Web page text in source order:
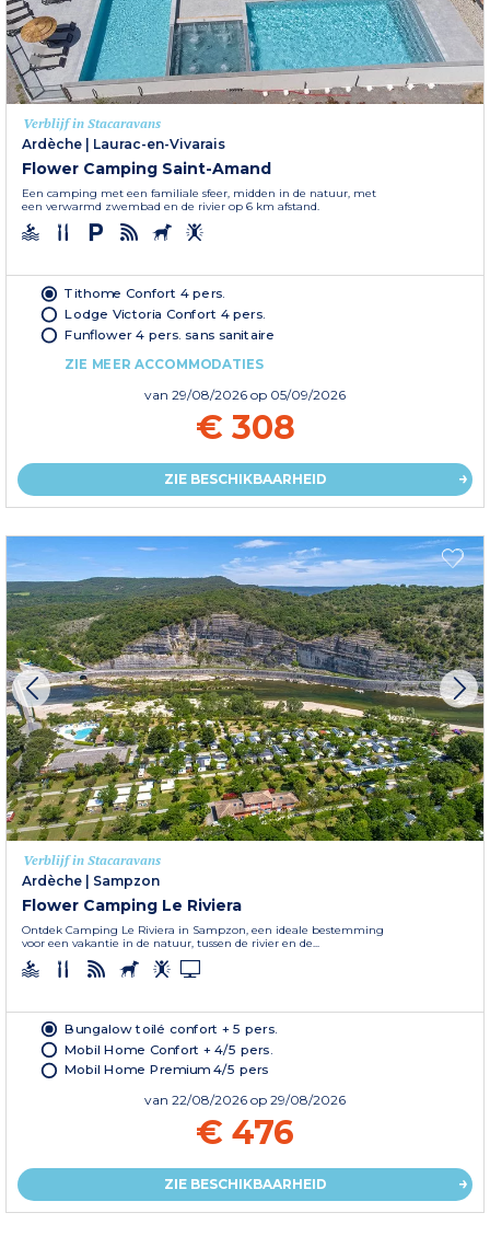
Verblijf in Stacaravans
Ardèche | Laurac-en-Vivarais
Flower Camping Saint-Amand
Een camping met een familiale sfeer, midden in de natuur, met
een verwarmd zwembad en de rivier op 6 km afstand.
Tithome Confort 4 pers.
Lodge Victoria Confort 4 pers.
Funflower 4 pers. sans sanitaire
ZIE MEER ACCOMMODATIES
van 29/08/2026 op 05/09/2026
€ 308
ZIE BESCHIKBAARHEID
Verblijf in Stacaravans
Ardèche
Sampzon
Flower Camping Le Riviera
Ontdek Camping Le Riviera in Sampzon, een ideale bestemming
voor een vakantie in de natuur, tussen de rivier en de...
Bungalow toilé confort + 5 pers.
Mobil Home Confort + 4/5 pers.
Mobil Home Premium 4/5 pers
van 22/08/2026 op 29/08/2026
€ 476
ZIE BESCHIKBAARHEID